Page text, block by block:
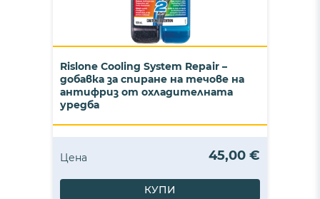
Rislone Cooling System Repair –
добавка за спиране на течове на
антифриз от охладителната
уредба
Цена 45,00 €
КУПИ